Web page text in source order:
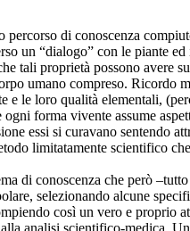
di conoscenza
un “dialogo” con le piante
tali proprietà possono avere
umano compreso. Ricordo
le loro qualità elementali,
forma vivente assume
essi si curavano sentendo
limitatamente scientifico
di conoscenza che però
selezionando alcune
così un vero e proprio